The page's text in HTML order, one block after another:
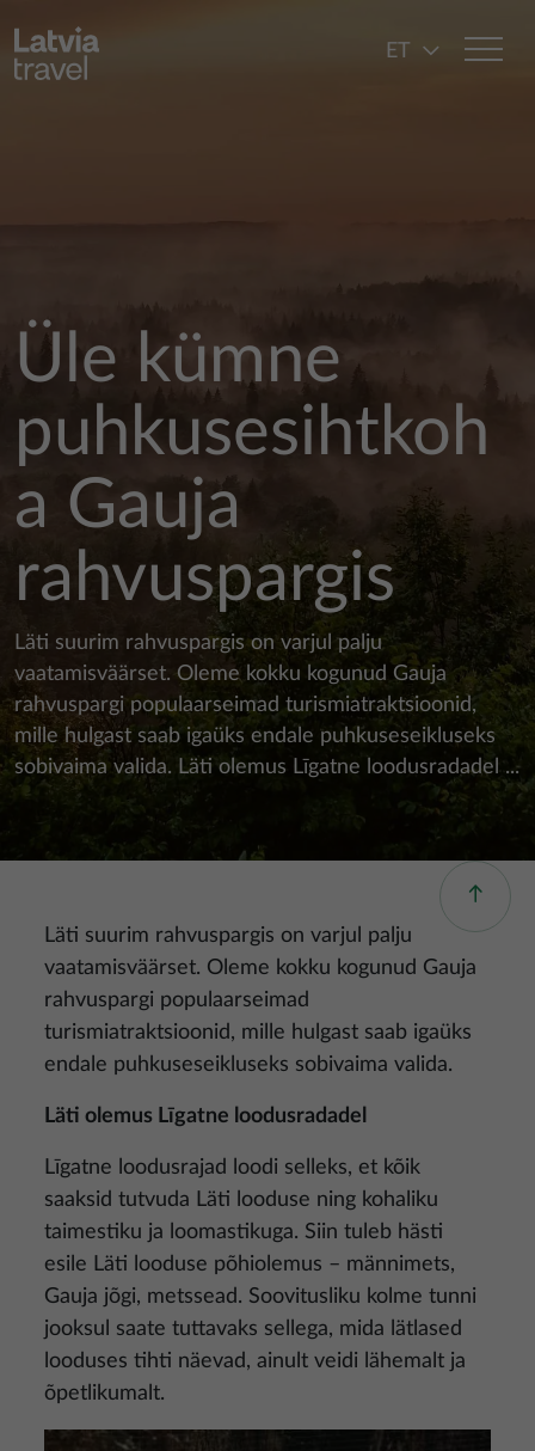
ET
Üle kümne
puhkusesihtkoh
a Gauja
rahvuspargis
Läti suurim rahvuspargis on varjul palju
vaatamisväärset. Oleme kokku kogunud Gauja
rahvuspargi populaarseimad turismiatraktsioonid,
mille hulgast saab igaüks endale puhkuseseikluseks
sobivaima valida. Läti olemus Līgatne loodusradadel ...
Läti suurim rahvuspargis on varjul palju
vaatamisväärset. Oleme kokku kogunud Gauja
rahvuspargi populaarseimad
turismiatraktsioonid, mille hulgast saab igaüks
endale puhkuseseikluseks sobivaima valida.
Läti olemus Līgatne loodusradadel
Līgatne loodusrajad loodi selleks, et kõik
saaksid tutvuda Läti looduse ning kohaliku
taimestiku ja loomastikuga. Siin tuleb hästi
esile Läti looduse põhiolemus – männimets,
Gauja jõgi, metssead. Soovitusliku kolme tunni
jooksul saate tuttavaks sellega, mida lätlased
looduses tihti näevad, ainult veidi lähemalt ja
õpetlikumalt.